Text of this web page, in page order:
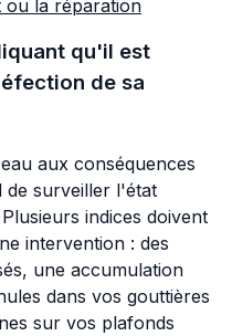
ou la réparation
qu'il est
de sa
aux conséquences
de surveiller l'état
indices doivent
intervention : des
une accumulation
dans vos gouttières
sur vos plafonds